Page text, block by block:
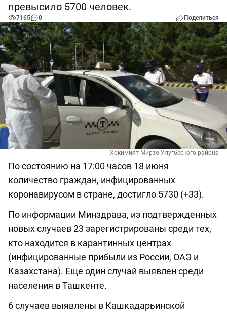
превысило 5700 человек.
7165 0 Поделиться
Хокимият Мирзо-Улугбеского района
По состоянию на 17:00 часов 18 июня
количество граждан, инфицированных
коронавирусом в стране, достигло 5730 (+33).
По информации Минздрава, из подтвержденных
новых случаев 23 зарегистрированы среди тех,
кто находится в карантинных центрах
(инфицированные прибыли из России, ОАЭ и
Казахстана). Еще один случай выявлен среди
населения в Ташкенте.
6 случаев выявлены в Кашкадарьинской